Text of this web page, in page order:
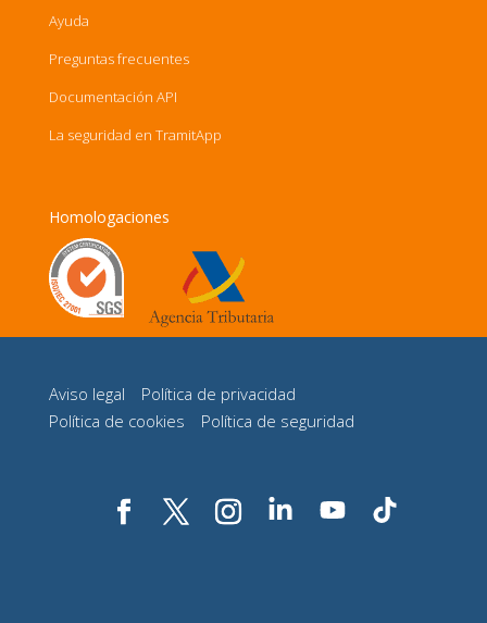
Ayuda
Preguntas frecuentes
Documentación API
La seguridad en TramitApp
Homologaciones
Aviso legal
Política de privacidad
Política de cookies
Política de seguridad